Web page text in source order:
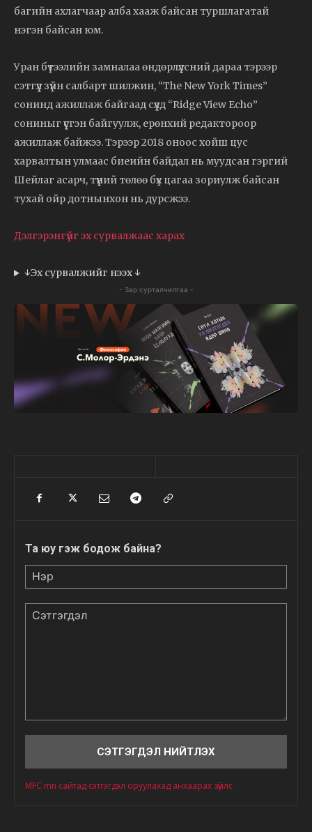
багийн ахлагчаар алба хааж байсан туршлагатай
нэгэн байсан юм.
Уран бүтээлийн замналаа өндөрлүүлсний дараа тэрээр
сэтгүүл зүйн салбарт шилжин, “The New York Times”
сонинд ажиллаж байгаад сүүлд “Ridge View Echo”
сониныг үүсгэн байгуулж, ерөнхий редактороор
ажиллаж байжээ. Тэрээр 2018 оноос хойш цус
харвалтын улмаас биеийн байдал нь муудсан гэргий
Шейлаг асарч, түүний төлөө бүх цагаа зориулж байсан
тухай ойр дотнынхон нь дурсжээ.
Дэлгэрэнгүйг эх сурвалжаас харах
↓Эх сурвалжийг нээх ↓
- Зар сурталчилгаа -
Та юу гэж бодож байна?
MFC.mn сайтад сэтгэгдэл оруулахад анхаарах зүйлс